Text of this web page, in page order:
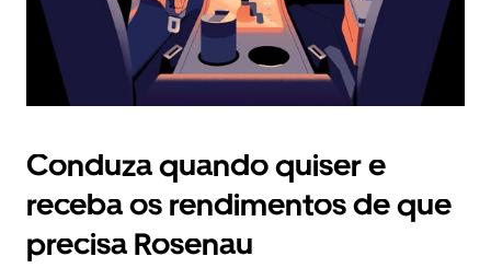
Conduza quando quiser e
receba os rendimentos de que
precisa Rosenau